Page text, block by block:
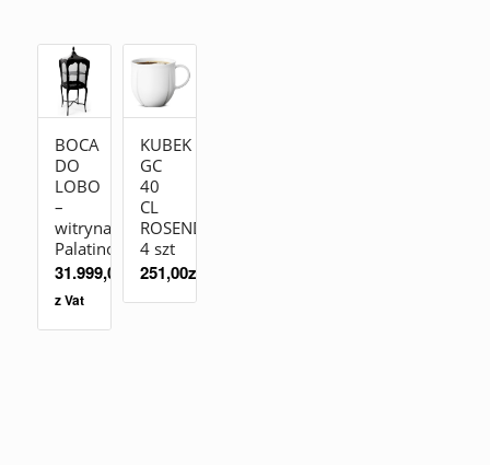
BOCA
DO
LOBO
–
witryna
Palatino
31.999,00
z Vat
KUBEK
GC
40
CL
ROSENDAHL
4 szt
251,00zł